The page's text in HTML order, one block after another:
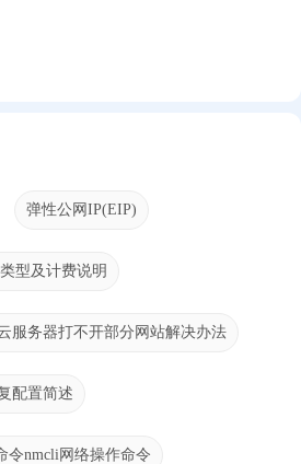
弹性公网IP(EIP)
型及计费说明
服务器打不开部分网站解决办法
配置简述
令nmcli网络操作命令